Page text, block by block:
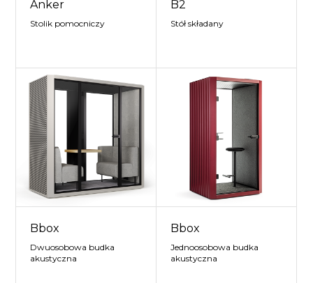
Anker
Stolik pomocniczy
B2
Stół składany
Bbox
Dwuosobowa budka
akustyczna
Bbox
Jednoosobowa budka
akustyczna